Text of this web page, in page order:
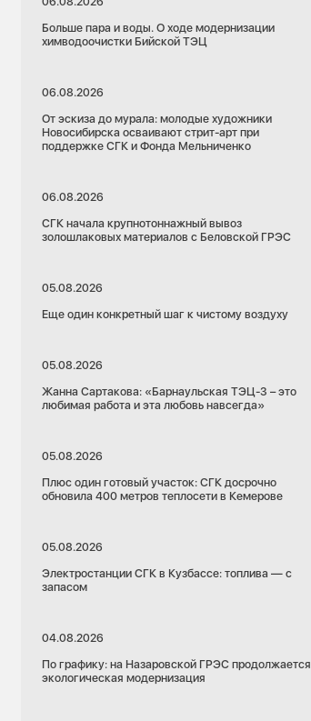
Больше пара и воды. О ходе модернизации
химводоочистки Бийской ТЭЦ
06.08.2026
От эскиза до мурала: молодые художники
Новосибирска осваивают стрит-арт при
поддержке СГК и Фонда Мельниченко
06.08.2026
СГК начала крупнотоннажный вывоз
золошлаковых материалов с Беловской ГРЭС
05.08.2026
Еще один конкретный шаг к чистому воздуху
05.08.2026
Жанна Сартакова: «Барнаульская ТЭЦ-3 – это
любимая работа и эта любовь навсегда»
05.08.2026
Плюс один готовый участок: СГК досрочно
обновила 400 метров теплосети в Кемерове
05.08.2026
Электростанции СГК в Кузбассе: топлива — с
запасом
04.08.2026
По графику: на Назаровской ГРЭС продолжается
экологическая модернизация